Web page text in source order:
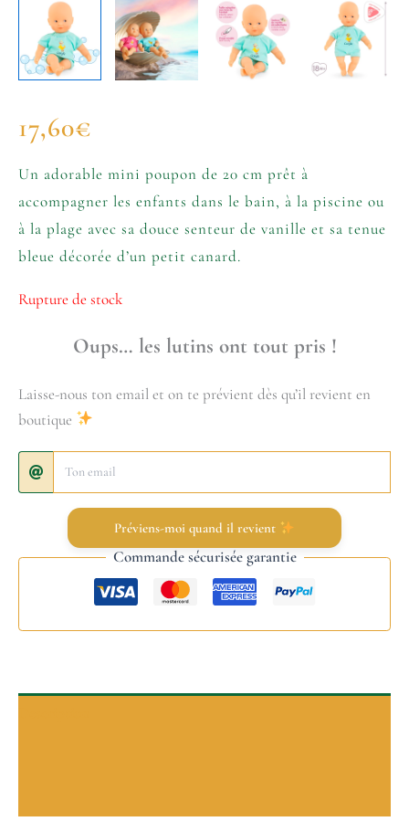
17,60€
Un adorable mini poupon de 20 cm prêt à
accompagner les enfants dans le bain, à la piscine ou
à la plage avec sa douce senteur de vanille et sa tenue
bleue décorée d’un petit canard.
Rupture de stock
Oups… les lutins ont tout pris !
Laisse-nous ton email et on te prévient dès qu’il revient en
boutique
Préviens-moi quand il revient
Commande sécurisée garantie